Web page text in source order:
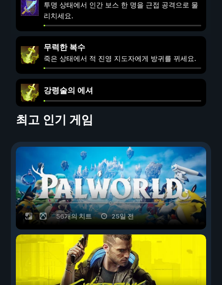
투명 상태에서 인간 보스 한 명을 근접 공격으로 물
리치세요.
무력한 복수
죽은 상태에서 적 진영 지도자에게 방귀를 뀌세요.
강령술의 에셔
최고 인기 게임
56개의 치트 25일 전